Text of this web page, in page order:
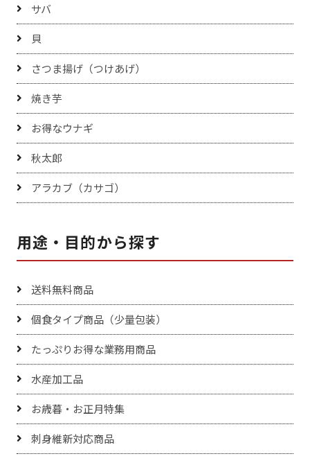
サバ
貝
さつま揚げ（つけあげ）
焼き芋
お得なウナギ
秋太郎
アラカブ（カサゴ）
用途・目的から探す
送料無料商品
個食タイプ商品（少量包装）
たっぷりお得な業務用商品
水産加工品
お歳暮・お正月特集
刺身維新対応商品